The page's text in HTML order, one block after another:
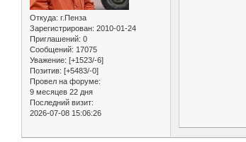
Откуда: г.Пенза
Зарегистрирован: 2010-01-24
Приглашений: 0
Сообщений: 17075
Уважение: [+1523/-6]
Позитив: [+5483/-0]
Провел на форуме:
9 месяцев 22 дня
Последний визит:
2026-07-08 15:06:26